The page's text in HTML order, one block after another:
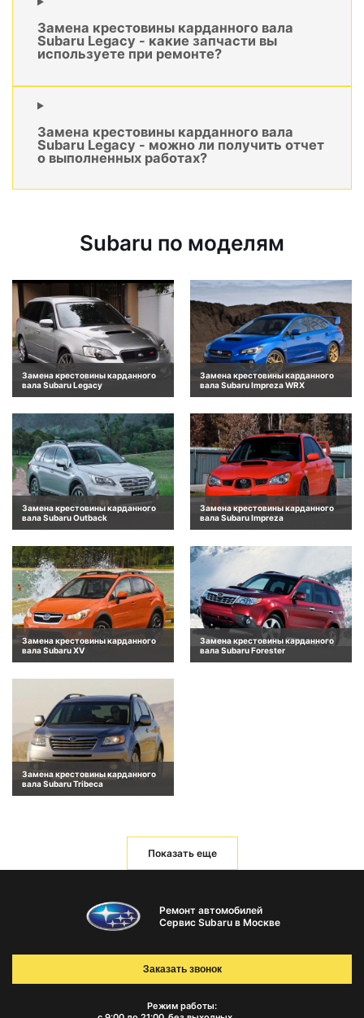
Замена крестовины карданного вала
Subaru Legacy - какие запчасти вы
используете при ремонте?
Замена крестовины карданного вала
Subaru Legacy - можно ли получить отчет
о выполненных работах?
Subaru по моделям
Замена крестовины карданного
вала Subaru Legacy
Замена крестовины карданного
вала Subaru Impreza WRX
Замена крестовины карданного
вала Subaru Outback
Замена крестовины карданного
вала Subaru Impreza
Замена крестовины карданного
вала Subaru XV
Замена крестовины карданного
вала Subaru Forester
Замена крестовины карданного
вала Subaru Tribeca
Показать еще
Ремонт автомобилей
Сервис Subaru в Москве
Режим работы:
Заказать звонок